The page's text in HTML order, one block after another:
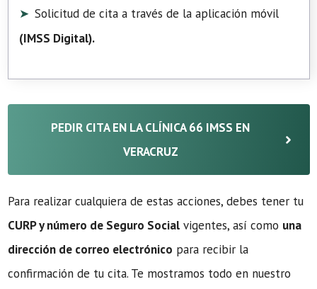
Solicitud de cita a través de la aplicación móvil
(IMSS Digital).
PEDIR CITA EN LA CLÍNICA 66 IMSS EN
VERACRUZ
Para realizar cualquiera de estas acciones, debes tener tu
CURP y número de Seguro Social vigentes, así como una
dirección de correo electrónico para recibir la
confirmación de tu cita. Te mostramos todo en nuestro